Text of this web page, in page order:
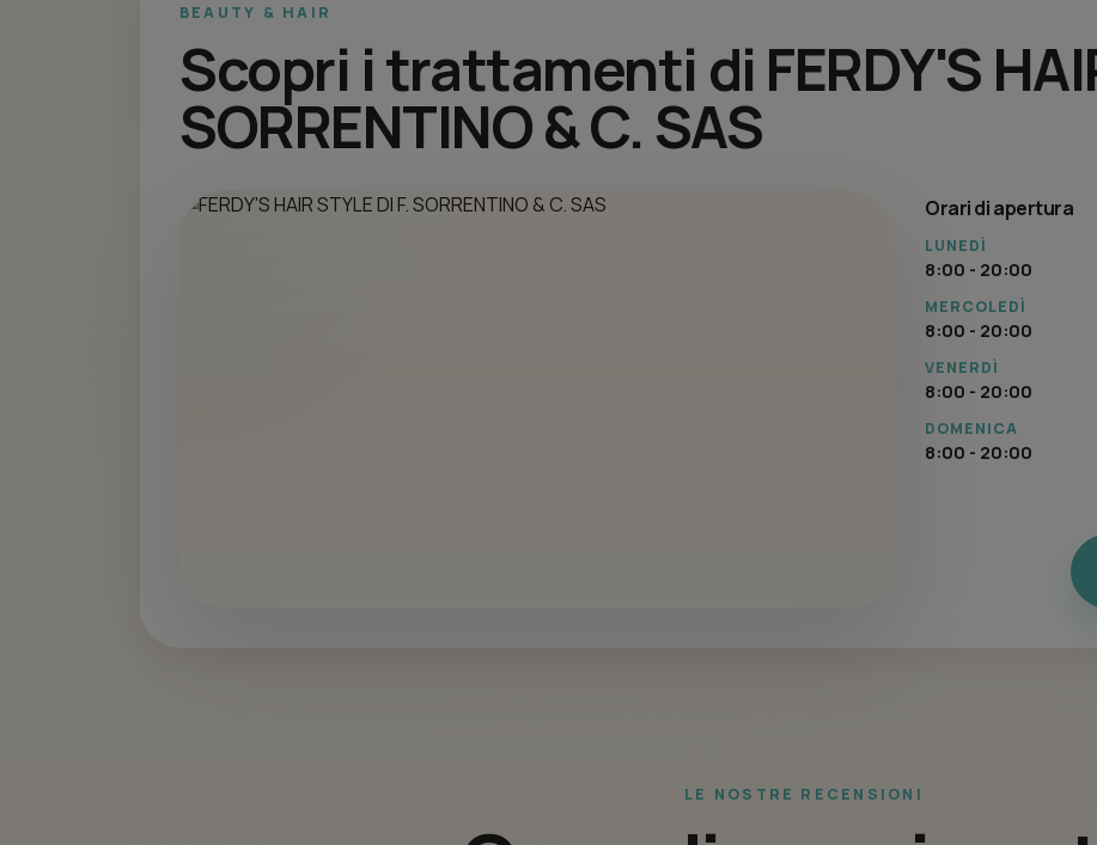
BEAUTY & HAIR
Scopri i trattamenti di FERDY'S
SORRENTINO & C. SAS
Orari di apertura
LUNEDÌ
8:00 - 20:00
MERCOLEDÌ
8:00 - 20:00
VENERDÌ
8:00 - 20:00
DOMENICA
8:00 - 20:00
LE NOSTRE RECENSIONI